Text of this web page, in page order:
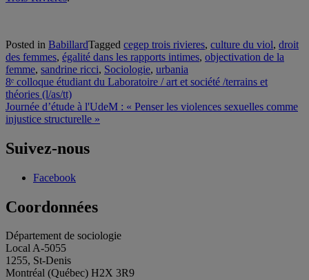
Posted in BabillardTagged cegep trois rivieres, culture du viol, droit
des femmes, égalité dans les rapports intimes, objectivation de la
femme, sandrine ricci, Sociologie, urbania
Navigation
de
l'article
8ᵉ colloque étudiant du Laboratoire / art et société /terrains et
théories (l/as/tt)
Journée d’étude à l'UdeM : « Penser les violences sexuelles comme
injustice structurelle »
Suivez-nous
Facebook
Coordonnées
Département de sociologie
Local A-5055
1255, St-Denis
Montréal (Québec) H2X 3R9